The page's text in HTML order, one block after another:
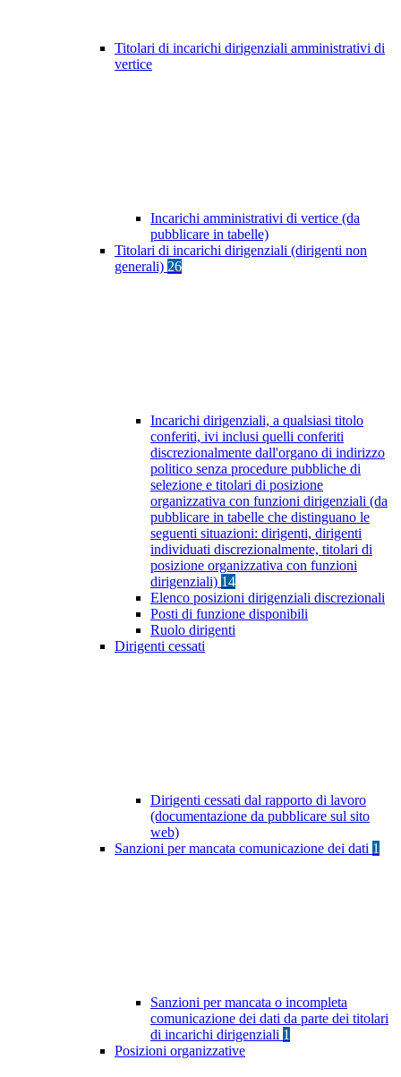
Titolari di incarichi dirigenziali amministrativi di
vertice
Incarichi amministrativi di vertice (da
pubblicare in tabelle)
Titolari di incarichi dirigenziali (dirigenti non
generali) 26
Incarichi dirigenziali, a qualsiasi titolo
conferiti, ivi inclusi quelli conferiti
discrezionalmente dall'organo di indirizzo
politico senza procedure pubbliche di
selezione e titolari di posizione
organizzativa con funzioni dirigenziali (da
pubblicare in tabelle che distinguano le
seguenti situazioni: dirigenti, dirigenti
individuati discrezionalmente, titolari di
posizione organizzativa con funzioni
dirigenziali) 14
Elenco posizioni dirigenziali discrezionali
Posti di funzione disponibili
Ruolo dirigenti
Dirigenti cessati
Dirigenti cessati dal rapporto di lavoro
(documentazione da pubblicare sul sito
web)
Sanzioni per mancata comunicazione dei dati 1
Sanzioni per mancata o incompleta
comunicazione dei dati da parte dei titolari
di incarichi dirigenziali 1
Posizioni organizzative